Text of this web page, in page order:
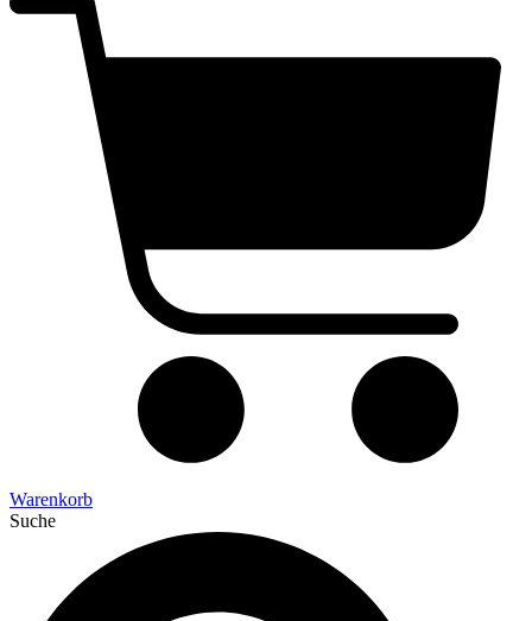
Warenkorb
Suche